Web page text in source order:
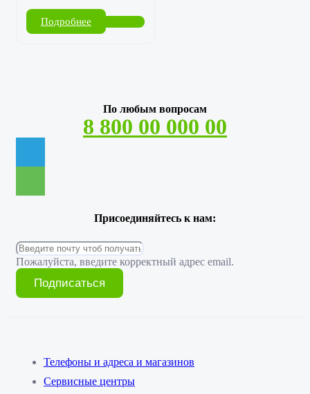
Подробнее
По любым вопросам
8 800 00 000 00
Присоединяйтесь к нам:
Пожалуйста, введите корректный адрес email.
Подписаться
Телефоны и адреса и магазинов
Сервисные центры